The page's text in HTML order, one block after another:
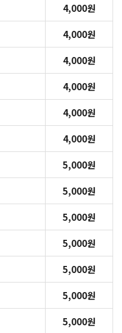
4,000원
4,000원
4,000원
4,000원
4,000원
4,000원
5,000원
5,000원
5,000원
5,000원
5,000원
5,000원
5,000원